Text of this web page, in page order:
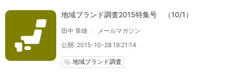
地域ブランド調査2015特集号 （10/1）
田中 章雄
メールマガジン
公開: 2015-10-28 19:21:14
local_offer 地域ブランド調査